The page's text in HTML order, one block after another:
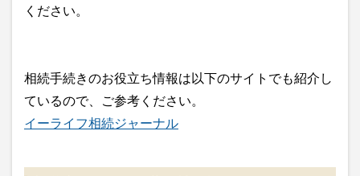
ください。
相続手続きのお役立ち情報は以下のサイトでも紹介し
ているので、ご参考ください。
イーライフ相続ジャーナル